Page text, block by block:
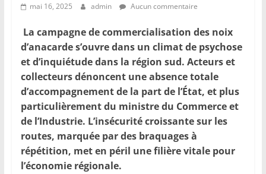
mai 16, 2025 admin Aucun commentaire
La campagne de commercialisation des noix
d’anacarde s’ouvre dans un climat de psychose
et d’inquiétude dans la région sud. Acteurs et
collecteurs dénoncent une absence totale
d’accompagnement de la part de l’État, et plus
particulièrement du ministre du Commerce et
de l’Industrie. L’insécurité croissante sur les
routes, marquée par des braquages à
répétition, met en péril une filière vitale pour
l’économie régionale.